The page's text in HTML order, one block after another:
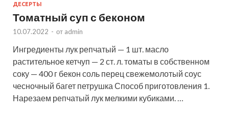
ДЕСЕРТЫ
Томатный суп с беконом
10.07.2022 - от admin
Ингредиенты лук репчатый — 1 шт. масло
растительное кетчуп — 2 ст. л. томаты в собственном
соку — 400 г бекон соль перец свежемолотый соус
чесночный багет петрушка Способ приготовления 1.
Нарезаем репчатый лук мелкими кубиками. …